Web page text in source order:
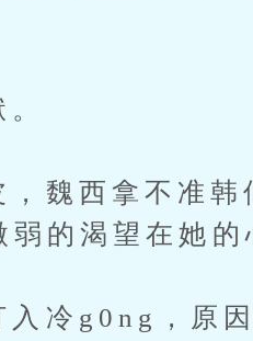
西拿不准韩
的渴望在她的
g0ng，原因